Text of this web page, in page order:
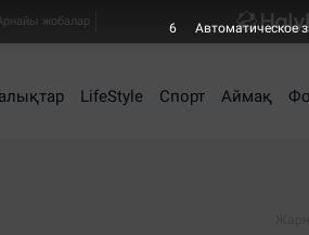
жобалар
LifeStyle Спорт Аймақ
5 Автоматическое